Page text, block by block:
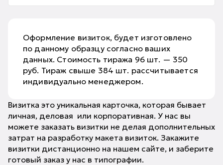
Оформление визиток, будет изготовлено
по данному образцу согласно ваших
данных. Стоимость тиража 96 шт. — 350
руб. Тираж свыше 384 шт. рассчитывается
индивидуально менеджером.
Визитка это уникальная карточка, которая бывает
личная, деловая или корпоративная. У нас вы
можете заказать визитки не делая дополнительных
затрат на разработку макета визиток. Закажите
визитки дистанционно на нашем сайте, и заберите
готовый заказ у нас в типографии.